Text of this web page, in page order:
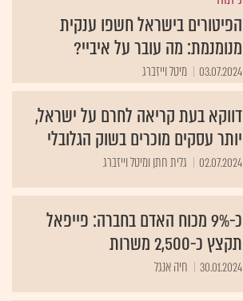
הפיטורים בישראל חשפו ענקית
מנומנמת: מה עובר על איביי?
03.07.2024 מיטל וייזברג
דווקא בעת קריאה לחרם על ישראל,
יותר עסקים מוכרים בשוק הגלובלי
02.07.2024 גלית חתן ומיטל וייזברג
כ-9% מכוח האדם בחברה: פייפאל
תקצץ כ-2,500 משרות
30.01.2024 חיה אנגל